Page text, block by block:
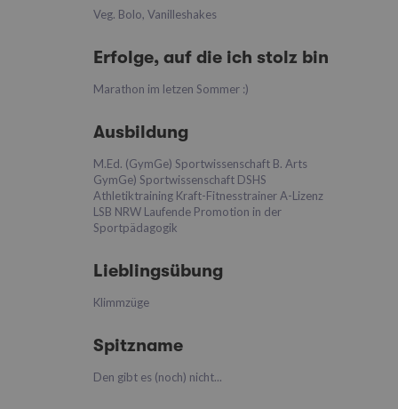
Veg. Bolo, Vanilleshakes
Erfolge, auf die ich stolz bin
Marathon im letzen Sommer :)
Ausbildung
M.Ed. (GymGe) Sportwissenschaft B. Arts
GymGe) Sportwissenschaft DSHS
Athletiktraining Kraft-Fitnesstrainer A-Lizenz
LSB NRW Laufende Promotion in der
Sportpädagogik
Lieblingsübung
Klimmzüge
Spitzname
Den gibt es (noch) nicht...